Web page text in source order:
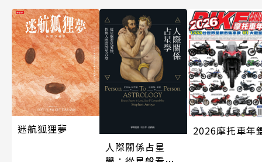
迷航狐狸夢
人際關係占星
2026摩托車年